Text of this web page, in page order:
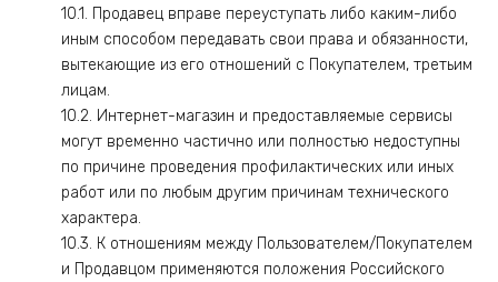
10.1. Продавец вправе переуступать либо каким-либо
иным способом передавать свои права и обязанности,
вытекающие из его отношений с Покупателем, третьим
лицам.
10.2. Интернет-магазин и предоставляемые сервисы
могут временно частично или полностью недоступны
по причине проведения профилактических или иных
работ или по любым другим причинам технического
характера.
10.3. К отношениям между Пользователем/Покупателем
и Продавцом применяются положения Российского